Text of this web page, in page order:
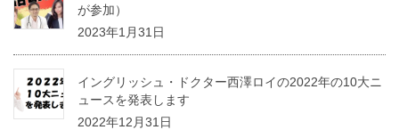
が参加）
2023年1月31日
イングリッシュ・ドクター西澤ロイの2022年の10大ニ
ュースを発表します
2022年12月31日